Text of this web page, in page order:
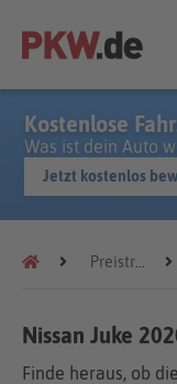
Kostenlose
Was ist dein Auto
Jetzt kostenlos
Preistrends
Nissan Juke
Finde heraus, ob